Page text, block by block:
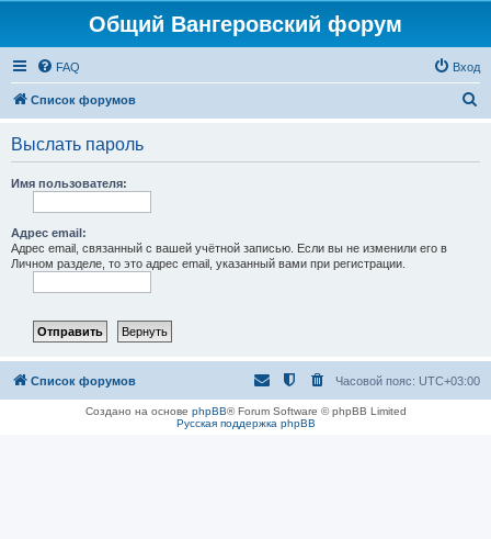
Общий Вангеровский форум
FAQ Вход
Список форумов
Выслать пароль
Имя пользователя:
Адрес email:
Адрес email, связанный с вашей учётной записью. Если вы не изменили его в
Личном разделе, то это адрес email, указанный вами при регистрации.
Список форумов Часовой пояс: UTC+03:00
Создано на основе phpBB® Forum Software © phpBB Limited
Русская поддержка phpBB